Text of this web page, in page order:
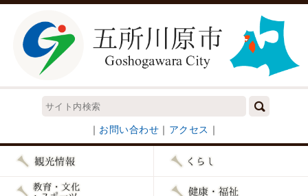
｜ お問い合わせ ｜ アクセス ｜